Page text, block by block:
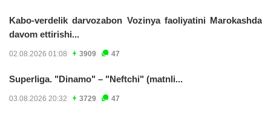
Kabo-verdelik darvozabon Vozinya faoliyatini Marokashda
davom ettirishi...
02.08.2026 01:08 3909 47
Superliga. "Dinamo" – "Neftchi" (matnli...
03.08.2026 20:32 3729 47